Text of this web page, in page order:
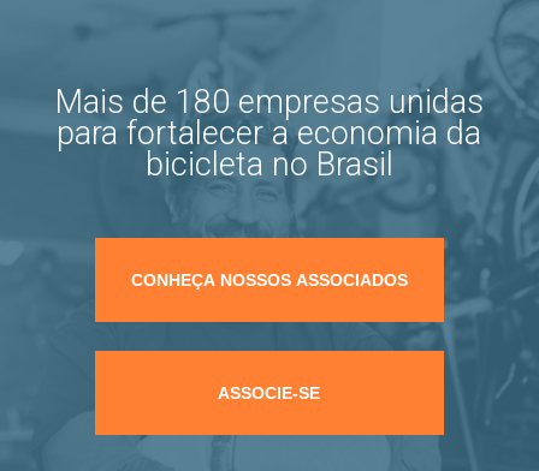
Mais de 180 empresas unidas
para fortalecer a economia da
bicicleta no Brasil
CONHEÇA NOSSOS ASSOCIADOS
ASSOCIE-SE